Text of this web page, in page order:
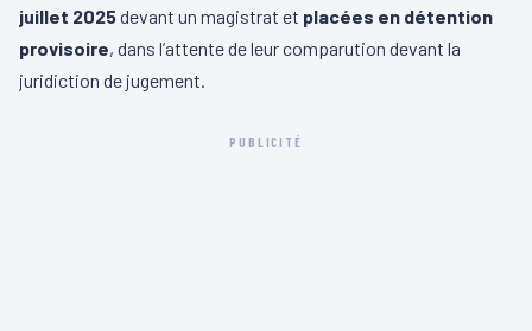
juillet 2025devant un magistrat et placées en détention
provisoire, dans l’attente de leur comparution devant la
juridiction de jugement.
PUBLICITÉ